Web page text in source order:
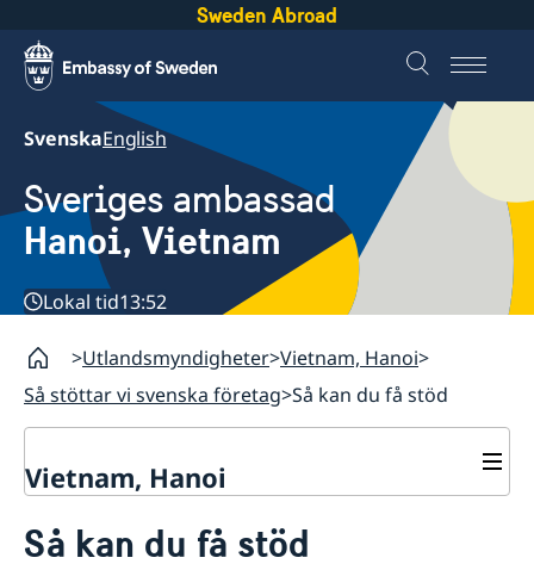
Sweden Abroad
SvenskaEnglish
Sveriges ambassad
Hanoi, Vietnam
Lokal tid13:52
Utlandsmyndigheter Vietnam, Hanoi
Så stöttar vi svenska företag Så kan du få stöd
Vietnam, Hanoi
Om oss
Så kan du få stöd